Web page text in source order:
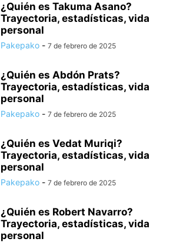
¿Quién es Takuma Asano?
Trayectoria, estadísticas, vida
personal
Pakepako - 7 de febrero de 2025
¿Quién es Abdón Prats?
Trayectoria, estadísticas, vida
personal
Pakepako - 7 de febrero de 2025
¿Quién es Vedat Muriqi?
Trayectoria, estadísticas, vida
personal
Pakepako - 7 de febrero de 2025
¿Quién es Robert Navarro?
Trayectoria, estadísticas, vida
personal